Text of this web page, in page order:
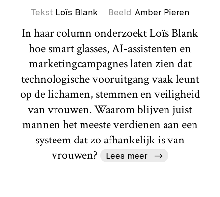
Tekst Loïs Blank Beeld Amber Pieren
In haar column onderzoekt Loïs Blank
hoe smart glasses, AI-assistenten en
marketingcampagnes laten zien dat
technologische vooruitgang vaak leunt
op de lichamen, stemmen en veiligheid
van vrouwen. Waarom blijven juist
mannen het meeste verdienen aan een
systeem dat zo afhankelijk is van
vrouwen?
Lees meer